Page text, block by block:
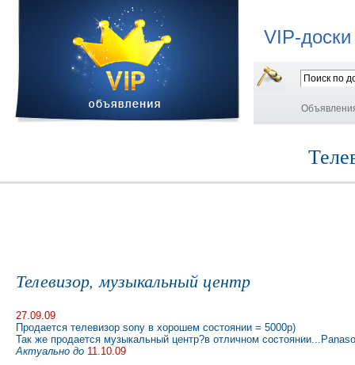
VIP-
Телевизор, музыкальный центр
27.09.09
Продается телевизор sony в хорошем состоянии = 5000р)
Так же продается музыкальный центр?в отличном
Актуально до 11.10.09